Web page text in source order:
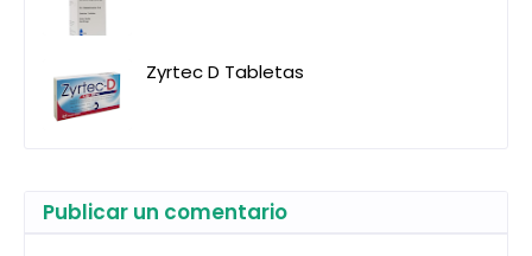
Zyrtec D Tabletas
Publicar un comentario